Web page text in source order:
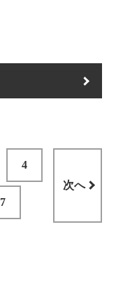
4
7
次へ